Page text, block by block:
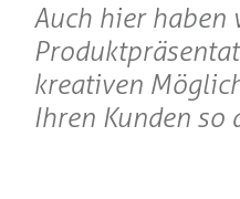
Auch hier haben
kreativen
Ihren Kunden